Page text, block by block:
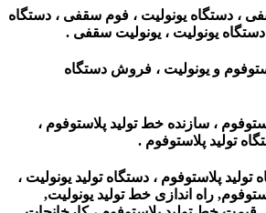
، دستگاه یونولیت ، فوم سقفی ، دستگاه
یونولیت ، یونولیت سقفی .
و یونولیت ، فروش دستگاه
، سازنده خط تولید پلاستوفوم ،
تولید پلاستوفوم .
تولید پلاستوفوم ، دستگاه تولید یونولیت ،
راه اندازی خط تولید یونولیت,